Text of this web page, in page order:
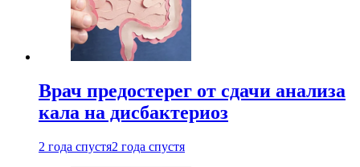
Врач предостерег от сдачи анализа
кала на дисбактериоз
2 года спустя2 года спустя